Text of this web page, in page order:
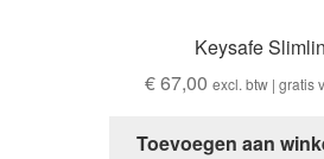
Keysafe
€67,00 excl. btw | gratis
Toevoegen aan